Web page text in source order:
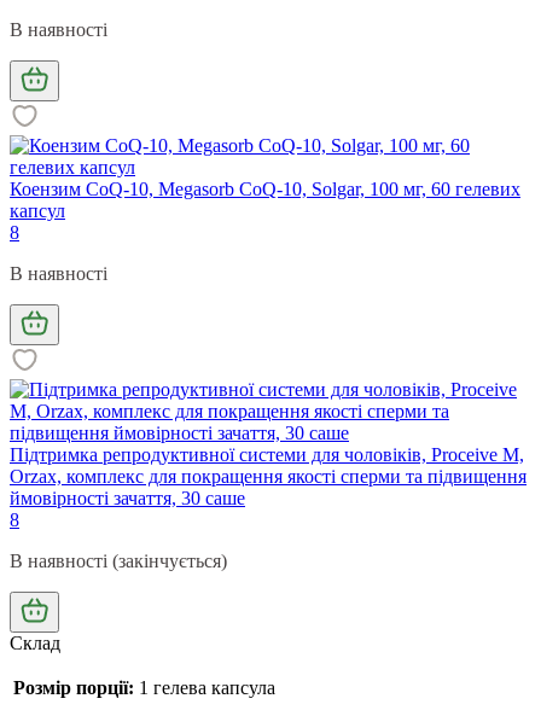
В наявності
Коензим CoQ-10, Megasorb CoQ-10, Solgar, 100 мг, 60 гелевих
капсул
8
В наявності
Підтримка репродуктивної системи для чоловіків, Proceive M,
Orzax, комплекс для покращення якості сперми та підвищення
ймовірності зачаття, 30 саше
8
В наявності (закінчується)
Склад
Розмір порції: 1 гелева капсула